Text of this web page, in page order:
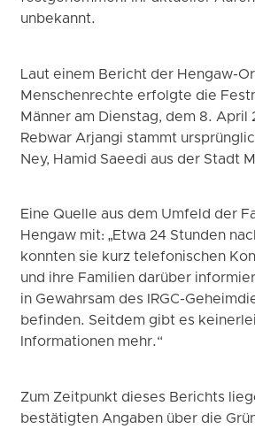
unbekannt.
Laut einem Bericht der Hengaw-
Menschenrechte erfolgte die
Männer am Dienstag, dem 8. April
Rebwar Arjangi stammt
Ney, Hamid Saeedi aus der Stadt
Eine Quelle aus dem Umfeld der
Hengaw mit: „Etwa 24 Stunden
konnten sie kurz telefonischen
und ihre Familien darüber
in Gewahrsam des IRGC-
befinden. Seitdem gibt es
Informationen mehr.“
Zum Zeitpunkt dieses Berichts
bestätigten Angaben über die